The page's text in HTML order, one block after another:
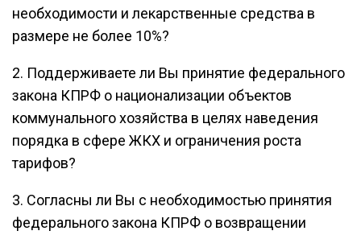
необходимости и лекарственные средства в
размере не более 10%?
2. Поддерживаете ли Вы принятие федерального
закона КПРФ о национализации объектов
коммунального хозяйства в целях наведения
порядка в сфере ЖКХ и ограничения роста
тарифов?
3. Согласны ли Вы с необходимостью принятия
федерального закона КПРФ о возвращении